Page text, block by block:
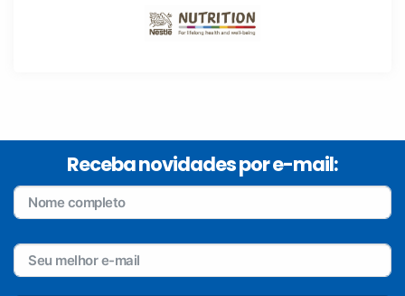
Receba novidades por e-mail: